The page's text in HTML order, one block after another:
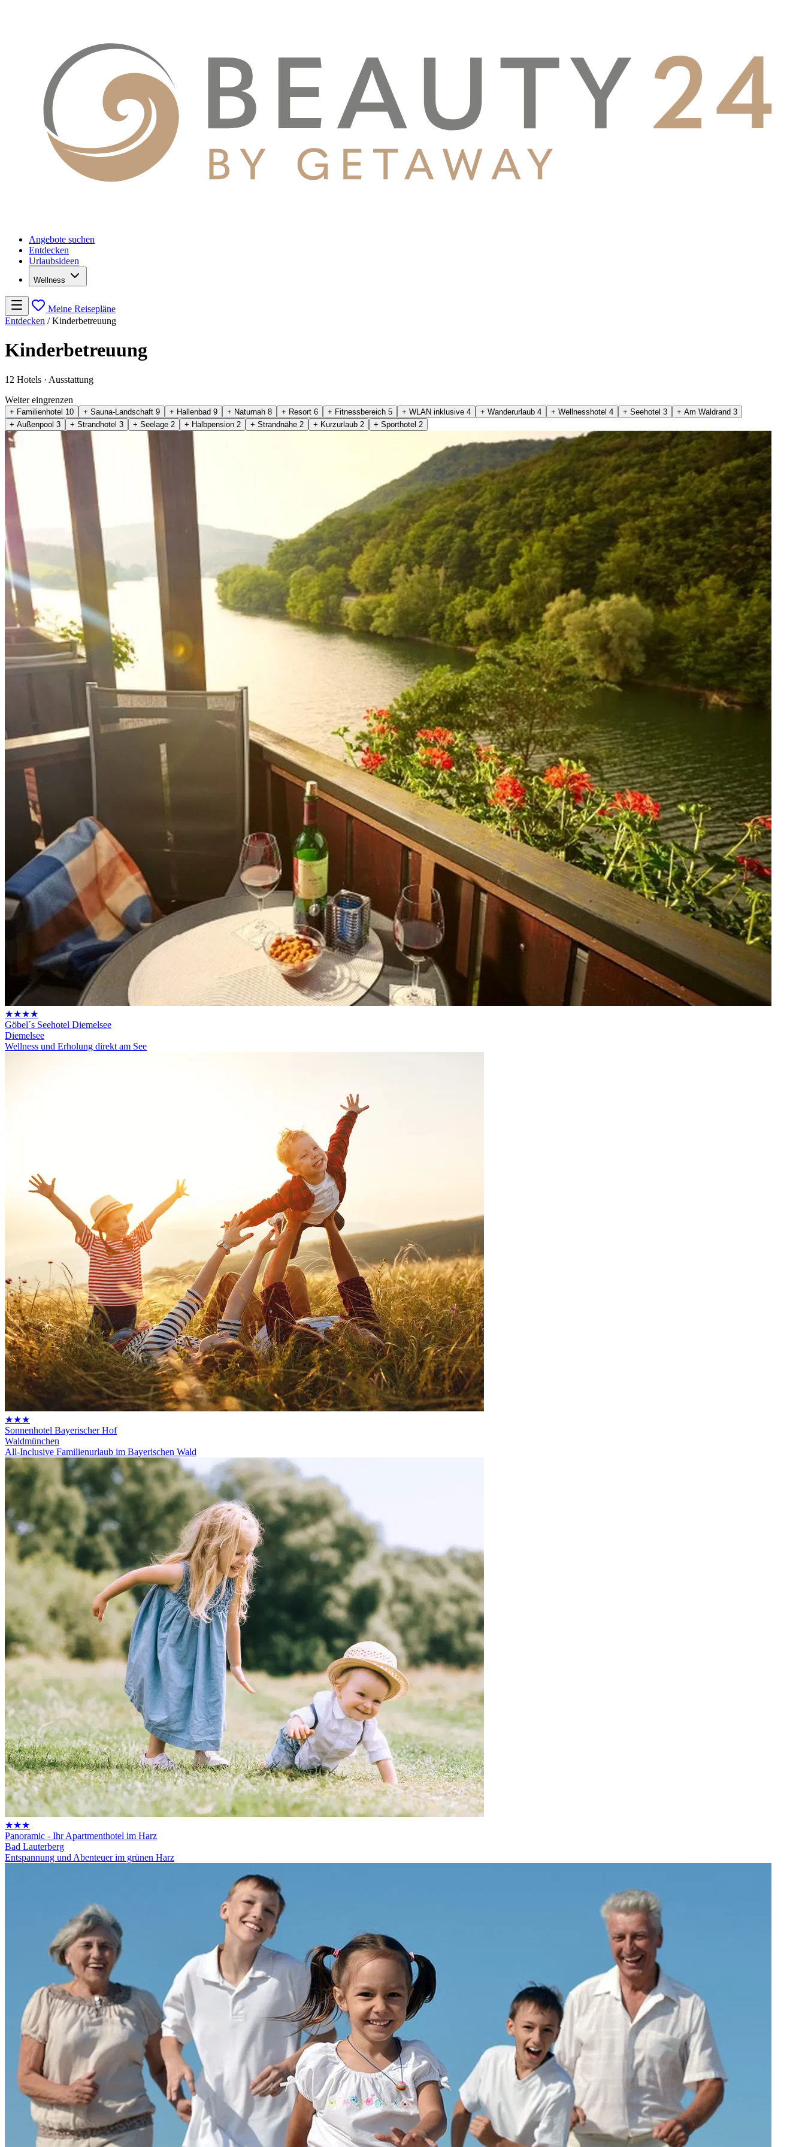
Angebote suchen
Entdecken
Urlaubsideen
Wellness
Meine Reisepläne
Entdecken / Kinderbetreuung
Kinderbetreuung
12 Hotels · Ausstattung
Weiter eingrenzen
+ Familienhotel 10 + Sauna-Landschaft 9 + Hallenbad 9 + Naturnah 8 + Resort 6 + Fitnessbereich 5 + WLAN inklusive 4 + Wanderurlaub 4 + Wellnesshotel 4 + Seehotel 3 + Am Waldrand 3
+ Außenpool 3 + Strandhotel 3 + Seelage 2 + Halbpension 2 + Strandnähe 2 + Kurzurlaub 2 + Sporthotel 2
★★★★
Göbel´s Seehotel Diemelsee
Diemelsee
Wellness und Erholung direkt am See
★★★
Sonnenhotel Bayerischer Hof
Waldmünchen
All-Inclusive Familienurlaub im Bayerischen Wald
★★★
Panoramic - Ihr Apartmenthotel im Harz
Bad Lauterberg
Entspannung und Abenteuer im grünen Harz